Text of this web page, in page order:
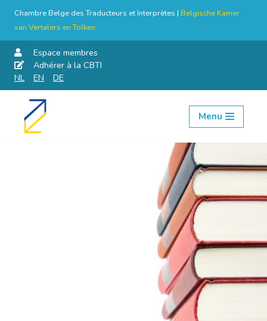
Chambre Belge des Traducteurs et Interprètes | Belgische Kamer
van Vertalers en Tolken
Espace membres
Adhérer à la CBTI
NL
EN DE
Aller
Menu